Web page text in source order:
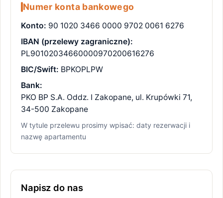
Numer konta bankowego
Konto: 90 1020 3466 0000 9702 0061 6276
IBAN (przelewy zagraniczne):
PL90102034660000970200616276
BIC/Swift: BPKOPLPW
Bank:
PKO BP S.A. Oddz. I Zakopane, ul. Krupówki 71,
34-500 Zakopane
W tytule przelewu prosimy wpisać: daty rezerwacji i
nazwę apartamentu
Napisz do nas